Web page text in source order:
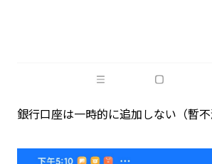
銀行口座は一時的に追加しない（暫不